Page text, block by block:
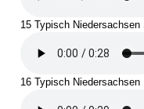
15 Typisch
16 Typisch Niedersachsen